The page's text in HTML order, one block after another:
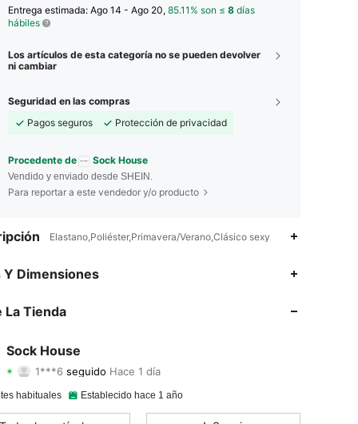
Entrega estimada: Ago 14 - Ago 20, 85.11% son ≤ 8 días
hábiles
Los artículos de esta categoría no se pueden devolver
ni cambiar
Seguridad en las compras
Pagos seguros
Protección de privacidad
Procedente de Sock House
Vendido y enviado desde SHEIN.
Para reportar a este vendedor y/o producto
Elastano,Poliéster,Primavera/Verano,Clásico sexy
Y Dimensiones
La Tienda
Sock House
1***6seguido
4.87 Calificación 20Artículos
habituales Establecido hace 1 año